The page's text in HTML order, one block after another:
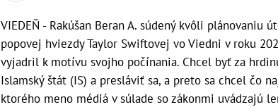
VIEDEŇ - Rakúšan Beran A. súdený kvôli plánovaniu
popovej hviezdy Taylor Swiftovej vo Viedni v roku
vyjadril k motívu svojho počínania. Chcel byť za
Islamský štát (IS) a presláviť sa, a preto sa chcel čo
ktorého meno médiá v súlade so zákonmi uvádzajú